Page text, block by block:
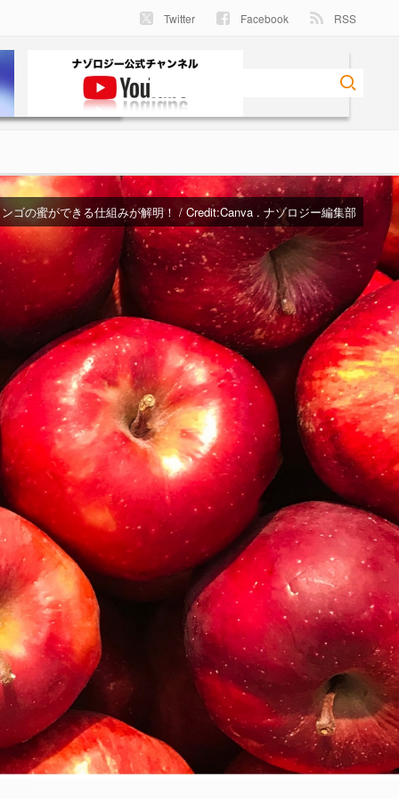
Twitter Facebook RSS
ゴの蜜ができる仕組みが解明！ / Credit:Canva . ナゾロジー編集部